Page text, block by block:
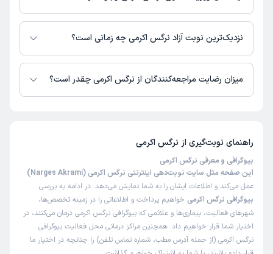
در حال حاضر نرگس اکرمی مشاوره پزشکی تلفنی فعال دارند.
نزدیک‌ترین نوبت آزاد نرگس اکرمی چه زمانی است؟
نرگس اکرمی از روز یکشنبه 18 مرداد 1405 بیمار جدید می‌پذیرند.
میزان رضایت مراجعه‌کنندگان از نرگس اکرمی چقدر است؟
راهنمای نوبت‌گیری از نرگس اکرمی
بیوگرافی و معرفی نرگس اکرمی
این صفحه مثل سایت نوبت‌دهی اینترنتی نرگس اکرمی (Narges Akrami)
عمل می‌کند و اطلاعات ایشان را به شما نمایش می‌دهد. در ادامه به بررسی
بیوگرافی نرگس اکرمی خواهیم پرداخت و اطلاعاتی را در زمینه تخصص‌ها،
شهرهای فعالیت، بیماری‌ها و علائمی که بیوگرافی نرگس اکرمی درمان می‌کنند، در
اختیار شما قرار خواهیم داد. همچنین مراکز درمانی محل فعالیت بیوگرافی
نرگس اکرمی (از جمله آدرس مطب، شماره تماس تلفن) را چنانچه در اختیار ما